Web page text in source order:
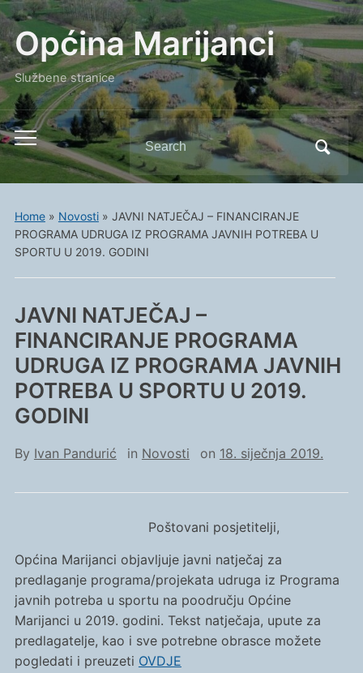
Općina Marijanci
Službene stranice
Toggle
mobile
menu
Search
for:
Home» Novosti» JAVNI NATJEČAJ – FINANCIRANJE
PROGRAMA UDRUGA IZ PROGRAMA JAVNIH POTREBA U
SPORTU U 2019. GODINI
JAVNI NATJEČAJ –
FINANCIRANJE PROGRAMA
UDRUGA IZ PROGRAMA JAVNIH
POTREBA U SPORTU U 2019.
GODINI
By Ivan Pandurić in Novosti on 18. siječnja 2019.
Poštovani posjetitelji,
Općina Marijanci objavljuje javni natječaj za
predlaganje programa/projekata udruga iz Programa
javnih potreba u sportu na poodručju Općine
Marijanci u 2019. godini. Tekst natječaja, upute za
predlagatelje, kao i sve potrebne obrasce možete
pogledati i preuzeti OVDJE